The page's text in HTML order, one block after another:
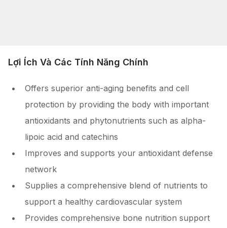
Lợi Ích Và Các Tính Năng Chính
Offers superior anti-aging benefits and cell
protection by providing the body with important
antioxidants and phytonutrients such as alpha-
lipoic acid and catechins
Improves and supports your antioxidant defense
network
Supplies a comprehensive blend of nutrients to
support a healthy cardiovascular system
Provides comprehensive bone nutrition support